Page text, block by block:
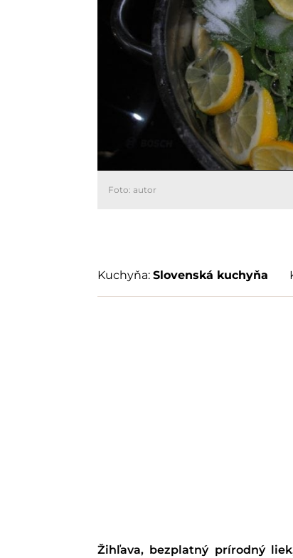
Foto: autor
Kuchyňa: Slovenská kuchyňa
Žihľava, bezplatný prírodný